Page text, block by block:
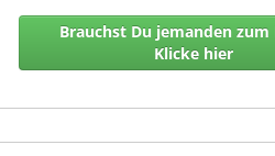
Brauchst Du jemanden zum
Klicke hier